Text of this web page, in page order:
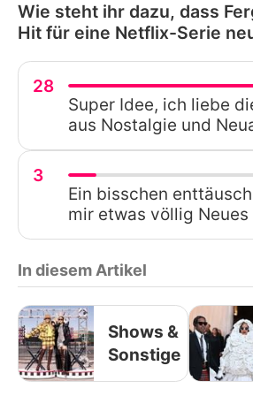
Wie steht ihr dazu, dass
Hit für eine Netflix-Serie
28
Super Idee, ich liebe
aus Nostalgie und
3
Ein bisschen
mir etwas völlig
In diesem Artikel
Shows &
Sonstige